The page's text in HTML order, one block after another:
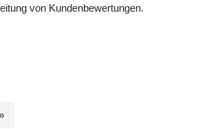
von Kundenbewertungen.